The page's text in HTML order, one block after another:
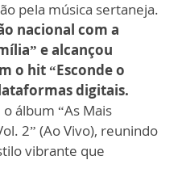
pela música sertaneja.
nacional com a
e alcançou
o hit “Esconde o
digitais.
álbum “As Mais
2” (Ao Vivo), reunindo
vibrante que